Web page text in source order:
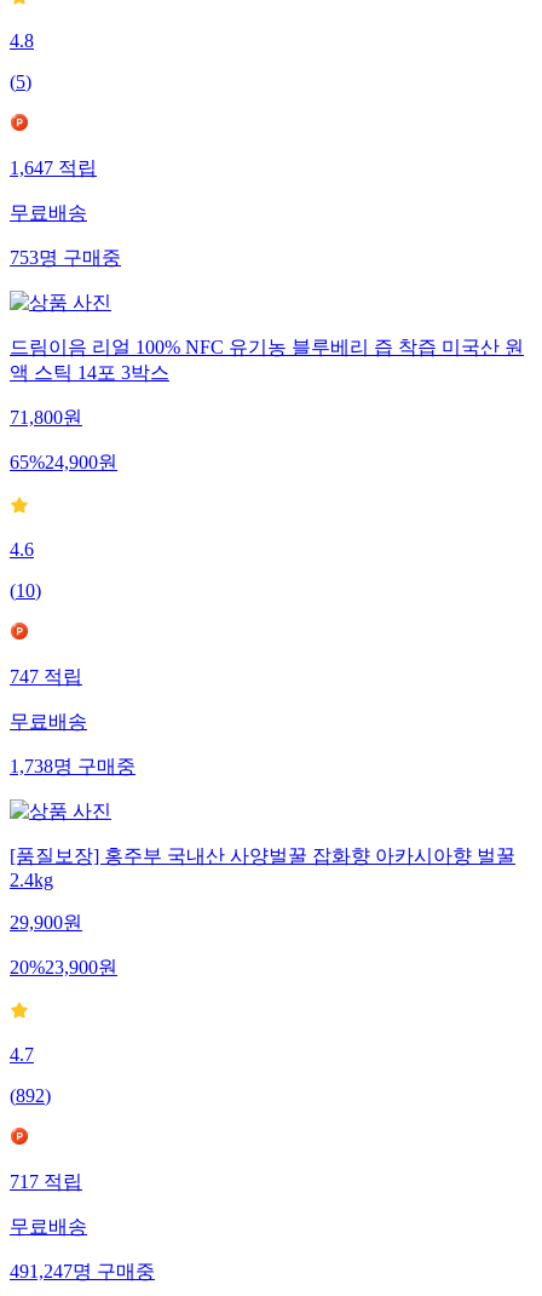
4.8
(5)
1,647적립
무료배송
753명구매중
드림이음 리얼 100% NFC 유기농 블루베리 즙 착즙 미국산 원
액 스틱 14포 3박스
71,800원
65%24,900원
4.6
(10)
747적립
무료배송
1,738명구매중
[품질보장] 홍주부 국내산 사양벌꿀 잡화향 아카시아향 벌꿀
2.4kg
29,900원
20%23,900원
4.7
(892)
717적립
무료배송
491,247명구매중